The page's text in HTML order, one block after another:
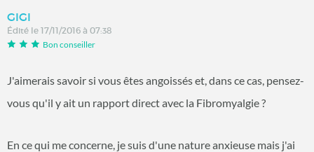
GIGI
Édité le 17/11/2016 à 07:38
Bon conseiller
J'aimerais savoir si vous êtes angoissés et, dans ce cas, pensez-
vous qu'il y ait un rapport direct avec la Fibromyalgie ?
En ce qui me concerne, je suis d'une nature anxieuse mais j'ai